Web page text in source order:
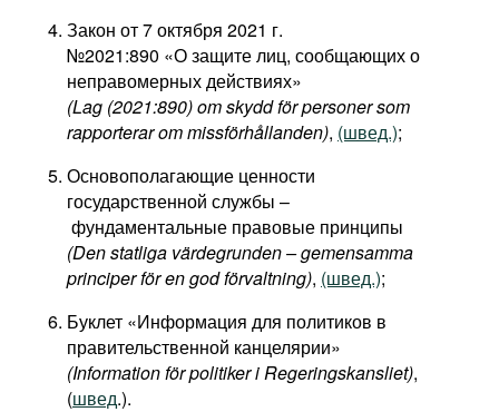
Закон от 7 октября 2021 г.
№2021:890 «О защите лиц, сообщающих о
неправомерных действиях»
(Lag (2021:890) om skydd för personer som
rapporterar om missförhållanden), (швед.);
Основополагающие ценности
государственной службы –
фундаментальные правовые принципы
(Den statliga värdegrunden – gemensamma
principer för en god förvaltning), (швед.);
Буклет «Информация для политиков в
правительственной канцелярии»
(Information för politiker i Regeringskansliet),
(швед.).